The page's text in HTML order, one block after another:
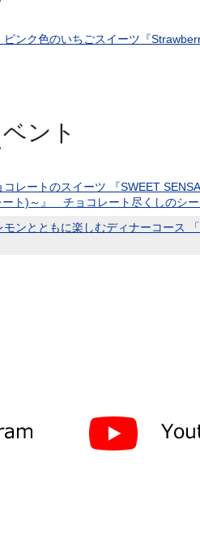
ンク色のいちごスイーツ『
ント
レートのスイーツ 『SWEET
ト)～』 チョコレート尽くしのシ
ンとともに楽しむディナーコース